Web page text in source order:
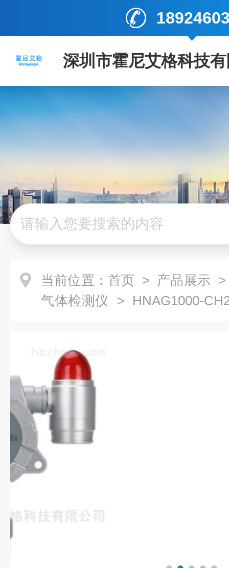
深圳市霍尼艾格科技
当前位置： 首页 > 产品展示
气体检测仪 > HNAG1000-